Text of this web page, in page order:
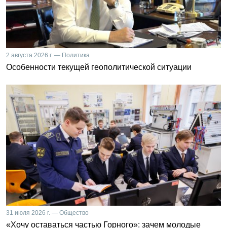
2 августа 2026 г. — Политика
Особенности текущей геополитической ситуации
31 июля 2026 г. — Общество
«Хочу оставаться частью Горного»: зачем молодые